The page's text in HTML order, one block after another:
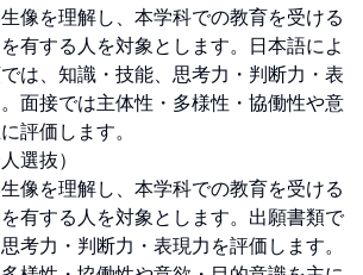
像を理解し、本学科での教育を受ける
有する人を対象とします。日本語によ
は、知識・技能、思考力・判断力・表
面接では主体性・多様性・協働性や意
評価します。
選抜）
像を理解し、本学科での教育を受ける
有する人を対象とします。出願書類で
考力・判断力・表現力を評価します。